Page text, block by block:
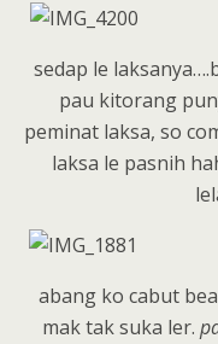
sedap le
pau kitorang
peminat laksa, so
laksa le pasnih
abang ko cabut
mak tak suka ler.